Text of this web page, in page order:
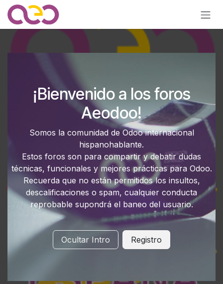
Ir al contenido
¡Bienvenido a los foros
Aeodoo!
Somos la comunidad de Odoo internacional
hispanohablante.
Estos foros son para compartir y debatir dudas
técnicas, funcionales y mejores prácticas para Odoo.
Recuerda que no están permitidos los insultos,
descalificaciones o spam, cualquier conducta
reprobable supondrá el baneo del usuario.
Ocultar Intro Registro